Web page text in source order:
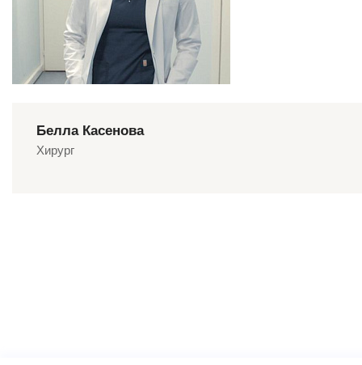
Белла Касенова
Хирург